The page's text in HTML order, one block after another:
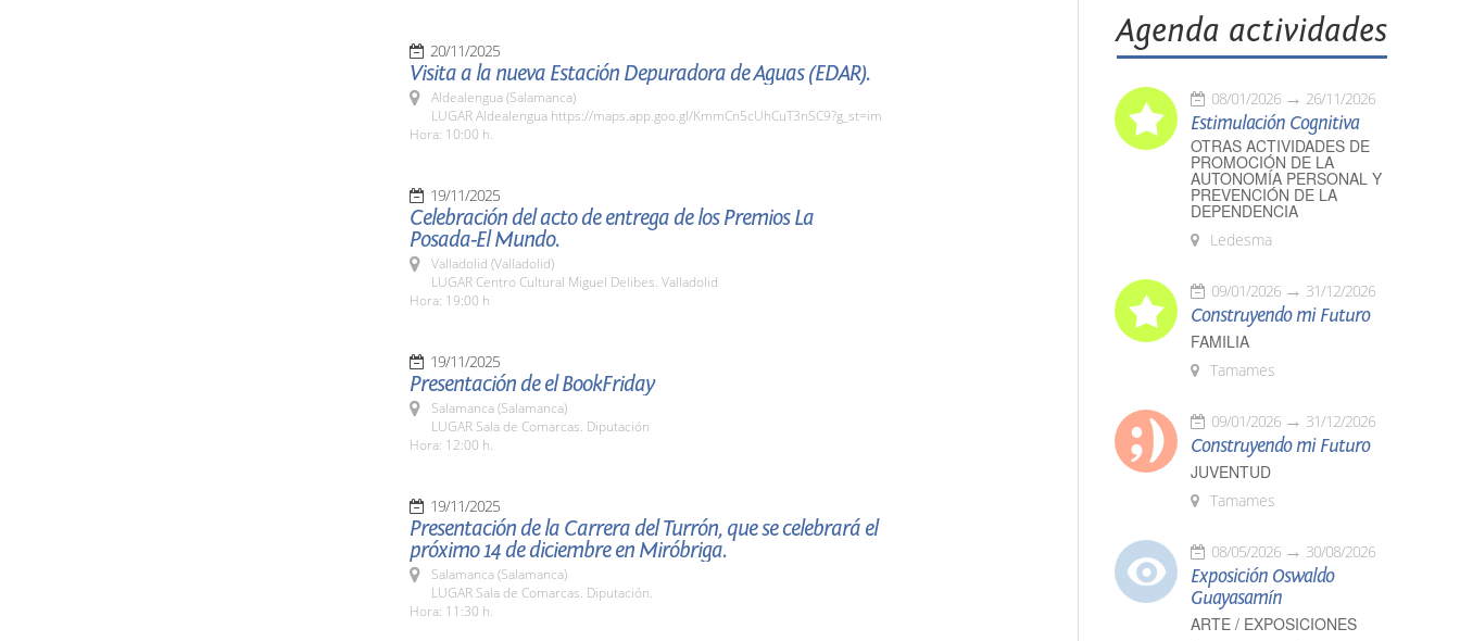
20/11/2025
Visita a la nueva Estación Depuradora de Aguas (EDAR).
Aldealengua (Salamanca)
LUGAR Aldealengua https://maps.app.goo.gl/KmmCn5cUhCuT3nSC9?g_st=im
Hora: 10:00 h.
19/11/2025
Celebración del acto de entrega de los Premios La
Posada-El Mundo.
Valladolid (Valladolid)
LUGAR Centro Cultural Miguel Delibes. Valladolid
Hora: 19:00 h
19/11/2025
Presentación de el BookFriday
Salamanca (Salamanca)
LUGAR Sala de Comarcas. Diputación
Hora: 12:00 h.
19/11/2025
Presentación de la Carrera del Turrón, que se celebrará el
próximo 14 de diciembre en Miróbriga.
Salamanca (Salamanca)
LUGAR Sala de Comarcas. Diputación.
Hora: 11:30 h.
Agenda actividades
08/01/2026 26/11/2026
Estimulación Cognitiva
OTRAS ACTIVIDADES DE
PROMOCIÓN DE LA
AUTONOMÍA PERSONAL Y
PREVENCIÓN DE LA
DEPENDENCIA
Ledesma
09/01/2026 31/12/2026
Construyendo mi Futuro
FAMILIA
Tamames
09/01/2026 31/12/2026
Construyendo mi Futuro
JUVENTUD
Tamames
08/05/2026 30/08/2026
Exposición Oswaldo
Guayasamín
ARTE / EXPOSICIONES